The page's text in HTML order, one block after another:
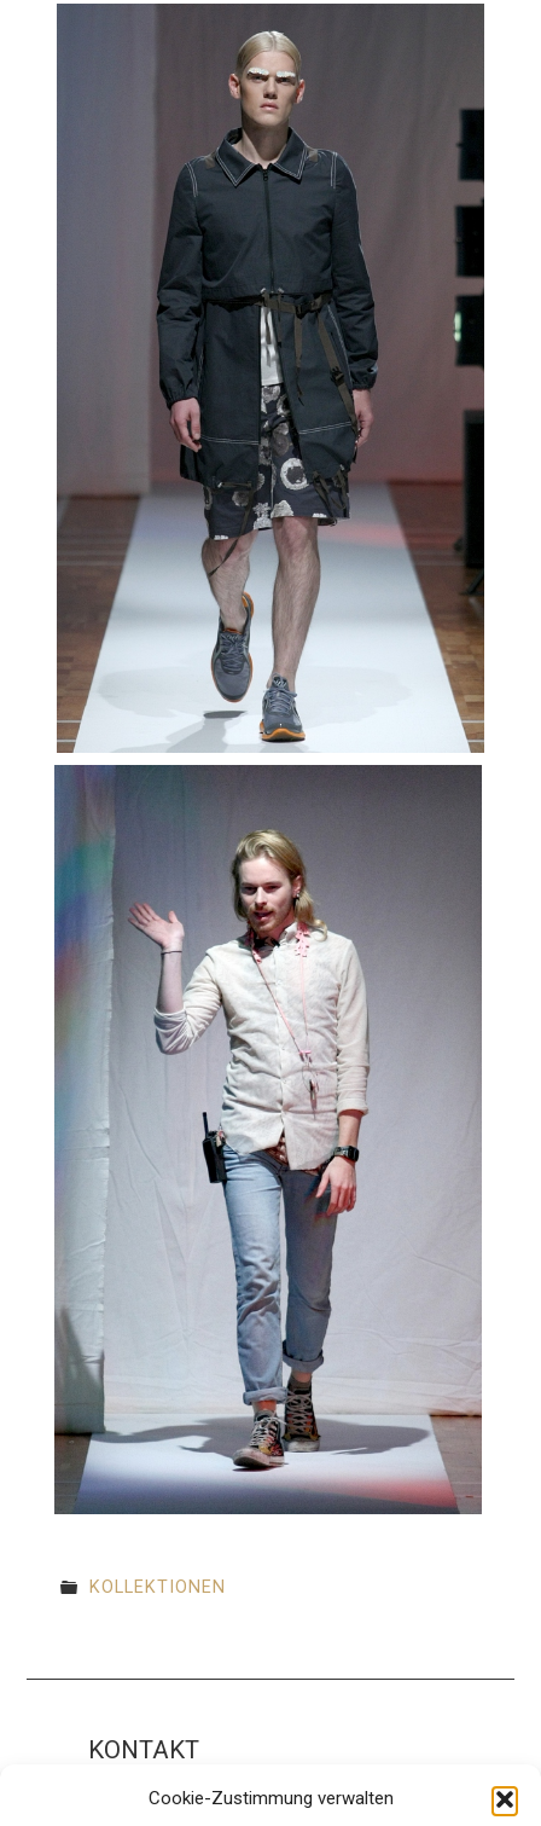
Cookie-Zustimmung verwalten
KOLLEKTIONEN
KONTAKT
Impressum